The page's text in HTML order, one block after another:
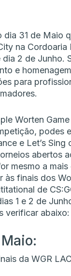
dia 31 de Maio
na Cordoaria
2 de Junho.
e
para
Worten
podes
e Let’s Sing
abertos
mesmo a
às finais dos
de
1 e 2 de
verificar abaixo:
da WGR